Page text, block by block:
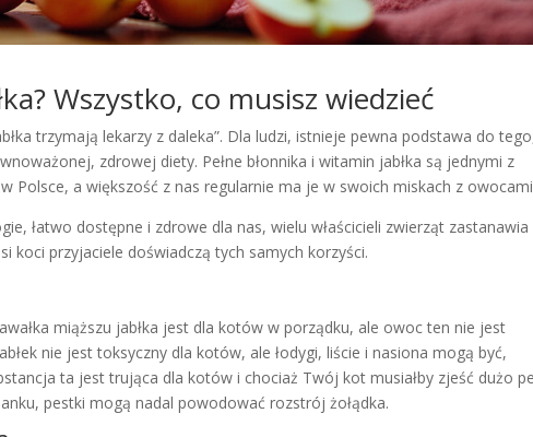
Wszystko, co musisz wiedzieć
trzymają lekarzy z daleka”. Dla ludzi, istnieje pewna podstawa do
zdrowej diety. Pełne błonnika i witamin jabłka są jednymi z
Polsce, a większość z nas regularnie ma je w swoich miskach z
łatwo dostępne i zdrowe dla nas, wielu właścicieli zwierząt zastanawia
koci przyjaciele doświadczą tych samych korzyści.
miąższu jabłka jest dla kotów w porządku, ale owoc ten nie jest
nie jest toksyczny dla kotów, ale łodygi, liście i nasiona mogą być,
ta jest trująca dla kotów i chociaż Twój kot musiałby zjeść dużo
pestki mogą nadal powodować rozstrój żołądka.